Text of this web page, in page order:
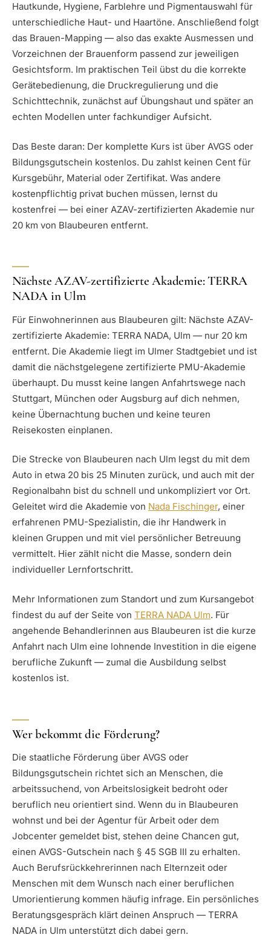
Hautkunde, Hygiene, Farblehre und Pigmentauswahl für
unterschiedliche Haut- und Haartöne. Anschließend folgt
das Brauen-Mapping — also das exakte Ausmessen und
Vorzeichnen der Brauenform passend zur jeweiligen
Gesichtsform. Im praktischen Teil übst du die korrekte
Gerätebedienung, die Druckregulierung und die
Schichttechnik, zunächst auf Übungshaut und später an
echten Modellen unter fachkundiger Aufsicht.
Das Beste daran: Der komplette Kurs ist über AVGS oder
Bildungsgutschein kostenlos. Du zahlst keinen Cent für
Kursgebühr, Material oder Zertifikat. Was andere
kostenpflichtig privat buchen müssen, lernst du
kostenfrei — bei einer AZAV-zertifizierten Akademie nur
20 km von Blaubeuren entfernt.
Nächste AZAV-zertifizierte Akademie: TERRA
NADA in Ulm
Für Einwohnerinnen aus Blaubeuren gilt: Nächste AZAV-
zertifizierte Akademie: TERRA NADA, Ulm — nur 20 km
entfernt. Die Akademie liegt im Ulmer Stadtgebiet und ist
damit die nächstgelegene zertifizierte PMU-Akademie
überhaupt. Du musst keine langen Anfahrtswege nach
Stuttgart, München oder Augsburg auf dich nehmen,
keine Übernachtung buchen und keine teuren
Reisekosten einplanen.
Die Strecke von Blaubeuren nach Ulm legst du mit dem
Auto in etwa 20 bis 25 Minuten zurück, und auch mit der
Regionalbahn bist du schnell und unkompliziert vor Ort.
Geleitet wird die Akademie von Nada Fischinger, einer
erfahrenen PMU-Spezialistin, die ihr Handwerk in
kleinen Gruppen und mit viel persönlicher Betreuung
vermittelt. Hier zählt nicht die Masse, sondern dein
individueller Lernfortschritt.
Mehr Informationen zum Standort und zum Kursangebot
findest du auf der Seite von TERRA NADA Ulm. Für
angehende Behandlerinnen aus Blaubeuren ist die kurze
Anfahrt nach Ulm eine lohnende Investition in die eigene
berufliche Zukunft — zumal die Ausbildung selbst
kostenlos ist.
Wer bekommt die Förderung?
Die staatliche Förderung über AVGS oder
Bildungsgutschein richtet sich an Menschen, die
arbeitssuchend, von Arbeitslosigkeit bedroht oder
beruflich neu orientiert sind. Wenn du in Blaubeuren
wohnst und bei der Agentur für Arbeit oder dem
Jobcenter gemeldet bist, stehen deine Chancen gut,
einen AVGS-Gutschein nach § 45 SGB III zu erhalten.
Auch Berufsrückkehrerinnen nach Elternzeit oder
Menschen mit dem Wunsch nach einer beruflichen
Umorientierung kommen häufig infrage. Ein persönliches
Beratungsgespräch klärt deinen Anspruch — TERRA
NADA in Ulm unterstützt dich dabei gern.